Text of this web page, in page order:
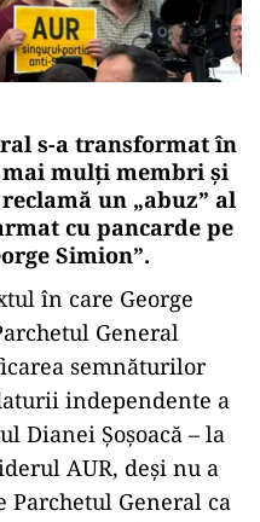
s-a transformat în
mulți membri și
un „abuz” al
cu pancarde pe
Simion”.
în care George
General
semnăturilor
independente a
Dianei Şoşoacă – la
AUR, deși nu a
General ca